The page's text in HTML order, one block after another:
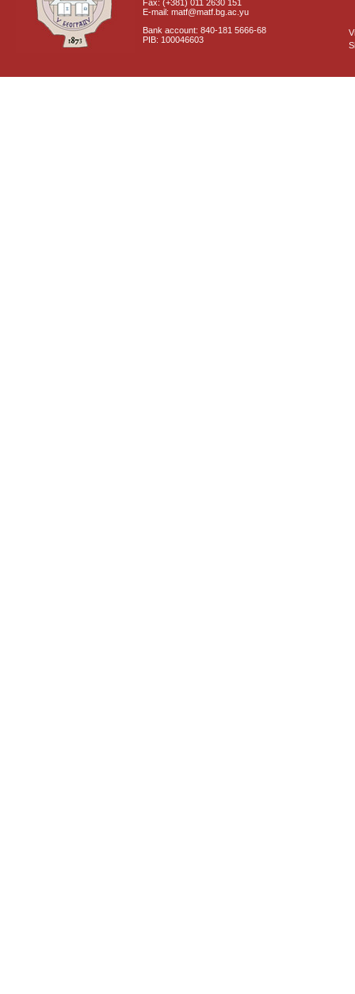
Fax: (+381) 011 2630 151
E-mail: matf@matf.bg.ac.yu
Bank account: 840-181 5666-68
PIB: 100046603